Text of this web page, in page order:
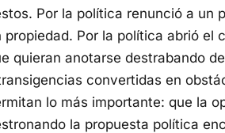
Por la política renunció a un
propiedad. Por la política abrió el
quieran anotarse destrabando
convertidas en
lo más importante: que la
la propuesta política